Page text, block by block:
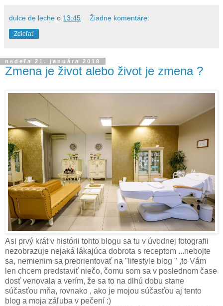
dulce de leche o 13:45 Žiadne komentáre:
Zdieľať
nedeľa 21. januára 2018
Zmena je život alebo život je zmena ?
Asi prvý krát v histórii tohto blogu sa tu v úvodnej fotografii
nezobrazuje nejaká lákajúca dobrota s receptom ...nebojte
sa, nemienim sa preorientovať na "lifestyle blog " ,to Vám
len chcem predstaviť niečo, čomu som sa v poslednom čase
dosť venovala a verím, že sa to na dlhú dobu stane
súčasťou mňa, rovnako , ako je mojou súčasťou aj tento
blog a moja záľuba v pečení :)